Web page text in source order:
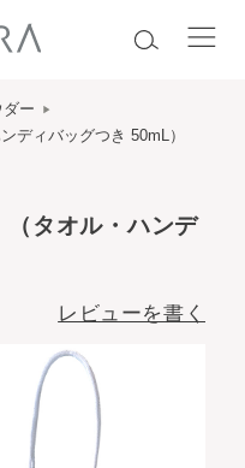
ー
ディバッグつき 50mL）
（タオル・ハンデ
レビューを書く